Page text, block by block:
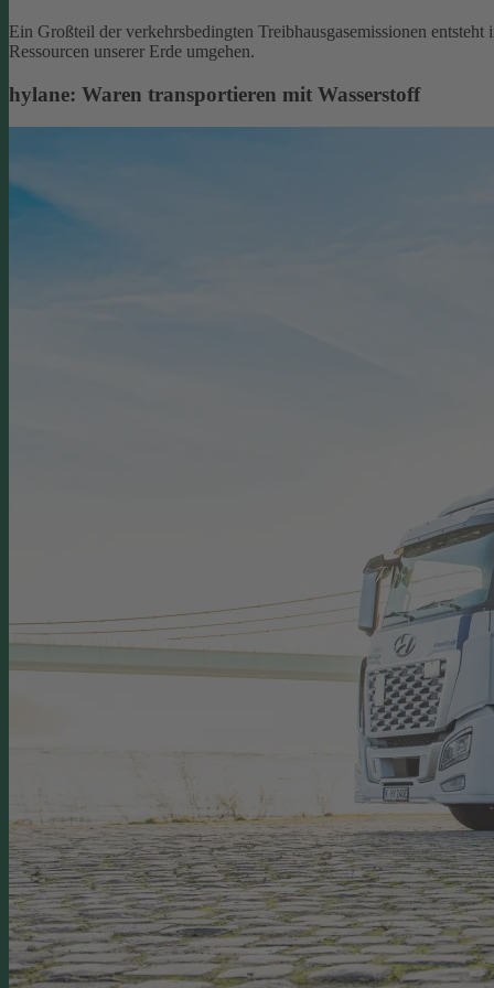
Ein Großteil der verkehrsbedingten Treibhausgasemissionen
Ressourcen unserer Erde umgehen.
hylane: Waren transportieren mit Wasserstoff